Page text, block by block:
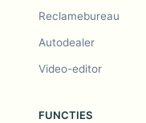
Reclamebureau
Autodealer
Video-editor
FUNCTIES